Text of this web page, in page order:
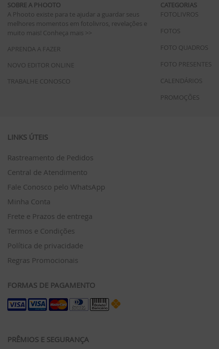
SOBRE A PHOOTO
A Phooto existe para te ajudar a guardar seus
melhores momentos em fotolivros, revelações e
muito mais! Conheça mais >>
APRENDA A FAZER
NOVO EDITOR ONLINE
TRABALHE CONOSCO
CATEGORIAS
FOTOLIVROS
FOTOS
FOTO QUADROS
FOTO PRESENTES
CALENDÁRIOS
PROMOÇÕES
LINKS ÚTEIS
Rastreamento de Pedidos
Central de Atendimento
Fale Conosco pelo WhatsApp
Minha Conta
Frete e Prazos de entrega
Termos e Condições
Política de privacidade
Regras Promocionais
FORMAS DE PAGAMENTO
PRÊMIOS E SEGURANÇA